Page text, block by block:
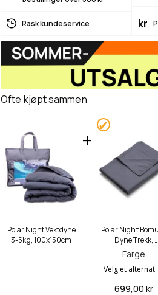
Rask kundeservice kr
Ofte kjøpt sammen
Polar Night Vektdyne
3-5kg, 100x150cm
Polar Night
Dyne Trekk,
100x150cm
Farge
699,00 kr